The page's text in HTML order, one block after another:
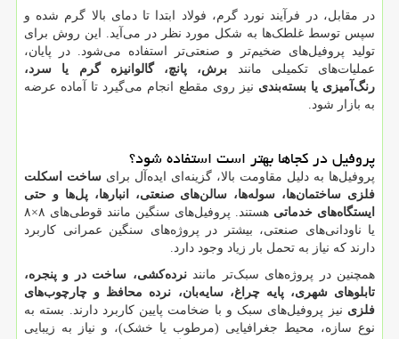
در مقابل، در فرآیند نورد گرم، فولاد ابتدا تا دمای بالا گرم شده و
سپس توسط غلطک‌ها به شکل مورد نظر در می‌آید. این روش برای
تولید پروفیل‌های ضخیم‌تر و صنعتی‌تر استفاده می‌شود. در پایان،
عملیات‌های تکمیلی مانند برش، پانچ، گالوانیزه گرم یا سرد،
رنگ‌آمیزی یا بسته‌بندی نیز روی مقطع انجام می‌گیرد تا آماده عرضه
به بازار شود.
پروفیل در کجاها بهتر است استفاده شود؟
پروفیل‌ها به دلیل مقاومت بالا، گزینه‌ای ایده‌آل برای ساخت اسکلت
فلزی ساختمان‌ها، سوله‌ها، سالن‌های صنعتی، انبارها، پل‌ها و حتی
ایستگاه‌های خدماتی
هستند. پروفیل‌های سنگین مانند قوطی‌های ۸×۸
یا ناودانی‌های صنعتی، بیشتر در پروژه‌های سنگین عمرانی کاربرد
دارند که نیاز به تحمل بار زیاد وجود دارد.
همچنین در پروژه‌های سبک‌تر مانندنرده‌کشی، ساخت در و پنجره،
تابلوهای شهری، پایه چراغ، سایه‌بان، نرده محافظ و چارچوب‌های
فلزی نیز پروفیل‌های سبک و با ضخامت پایین کاربرد دارند. بسته به
نوع سازه، محیط جغرافیایی (مرطوب یا خشک)، و نیاز به زیبایی